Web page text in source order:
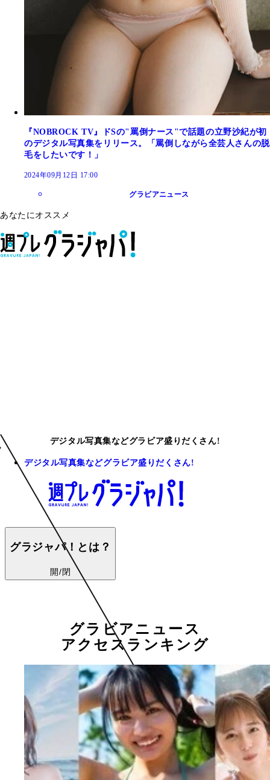
『NOBROCK TV』ドSの"罵倒ナース"で話題の立野沙紀が初
のデジタル写真集をリリース。「罵倒しながら全芸人さんの脱
毛をしたいです！」
2024年09月12日 17:00
グラビアニュース
あなたにオススメ
デジタル写真集などグラビア盛りだくさん!
デジタル写真集などグラビア盛りだくさん!
グラジャパ！とは？
開/閉
グラビアニュース
アクセスランキング